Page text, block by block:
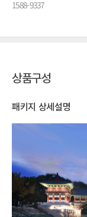
1588-9337
상품구성
패키지 상세설명